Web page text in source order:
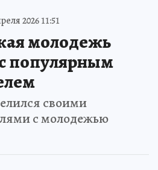
2026 11:51
молодежь
популярным
своими
с молодежью